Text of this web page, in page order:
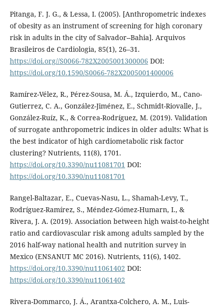
Pitanga, F. J. G., & Lessa, I. (2005). [Anthropometric indexes
of obesity as an instrument of screening for high coronary
risk in adults in the city of Salvador--Bahia]. Arquivos
Brasileiros de Cardiologia, 85(1), 26–31.
https://doi.org//S0066-782X2005001300006 DOI:
https://doi.org/10.1590/S0066-782X2005001400006
Ramírez-Vélez, R., Pérez-Sousa, M. Á., Izquierdo, M., Cano-
Gutierrez, C. A., González-Jiménez, E., Schmidt-Riovalle, J.,
González-Ruíz, K., & Correa-Rodríguez, M. (2019). Validation
of surrogate anthropometric indices in older adults: What is
the best indicator of high cardiometabolic risk factor
clustering? Nutrients, 11(8), 1701.
https://doi.org/10.3390/nu11081701 DOI:
https://doi.org/10.3390/nu11081701
Rangel-Baltazar, E., Cuevas-Nasu, L., Shamah-Levy, T.,
Rodríguez-Ramírez, S., Méndez-Gómez-Humarn, I., &
Rivera, J. A. (2019). Association between high waist-to-height
ratio and cardiovascular risk among adults sampled by the
2016 half-way national health and nutrition survey in
Mexico (ENSANUT MC 2016). Nutrients, 11(6), 1402.
https://doi.org/10.3390/nu11061402 DOI:
https://doi.org/10.3390/nu11061402
Rivera-Dommarco, J. Á., Arantxa-Colchero, A. M., Luis-